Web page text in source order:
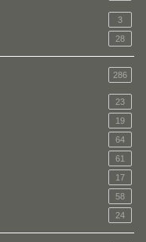
3
28
286
23
19
64
61
17
58
24